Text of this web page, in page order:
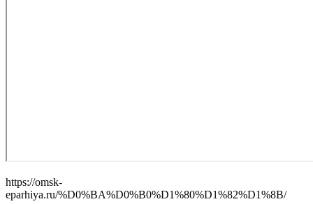
https://omsk-
eparhiya.ru/%D0%BA%D0%B0%D1%80%D1%82%D1%8B/